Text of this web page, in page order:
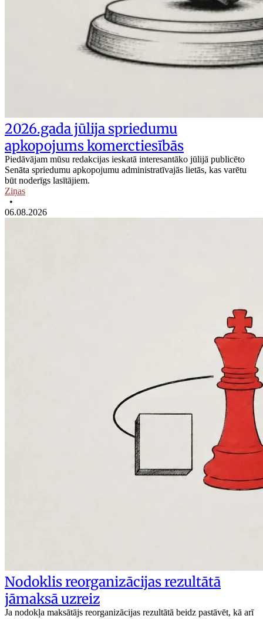
2026.gada jūlija spriedumu
apkopojums komerctiesībās
Piedāvājam mūsu redakcijas ieskatā interesantāko jūlijā publicēto
Senāta spriedumu apkopojumu administratīvajās lietās, kas varētu
būt noderīgs lasītājiem.
Ziņas
•
06.08.2026
Nodoklis reorganizācijas rezultātā
jāmaksā uzreiz
Ja nodokļa maksātājs reorganizācijas rezultātā beidz pastāvēt, kā arī